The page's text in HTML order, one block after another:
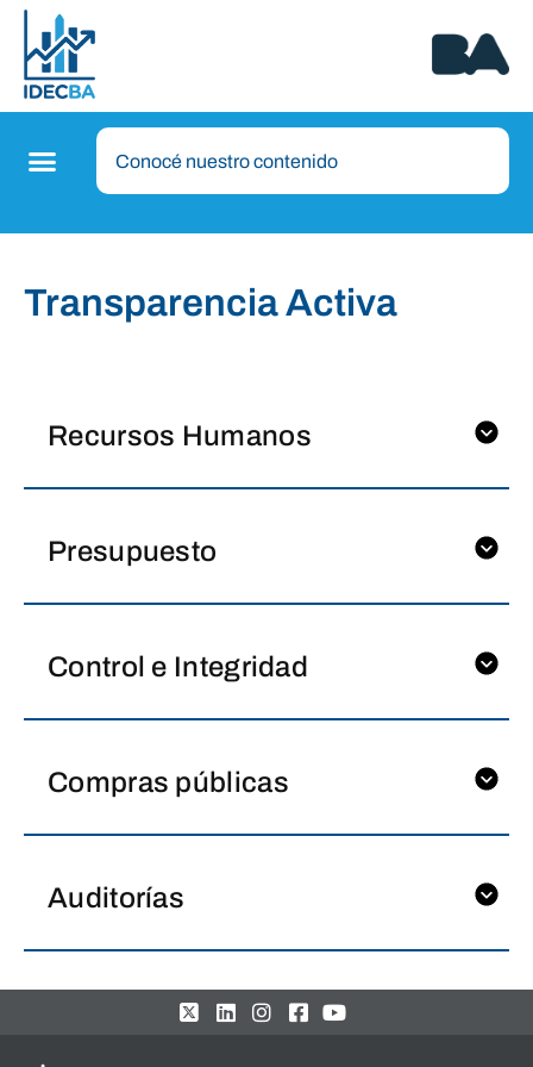
Transparencia Activa
Recursos Humanos
Presupuesto
Control e Integridad
Compras públicas
Auditorías